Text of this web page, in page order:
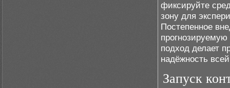
фиксируйте
зону для
Постепенное
подход делает
надёжность
Запуск